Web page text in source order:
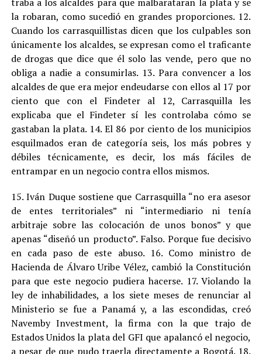
traba a los alcaldes para que malbarataran la plata y se
la robaran, como sucedió en grandes proporciones. 12.
Cuando los carrasquillistas dicen que los culpables son
únicamente los alcaldes, se expresan como el traficante
de drogas que dice que él solo las vende, pero que no
obliga a nadie a consumirlas. 13. Para convencer a los
alcaldes de que era mejor endeudarse con ellos al 17 por
ciento que con el Findeter al 12, Carrasquilla les
explicaba que el Findeter sí les controlaba cómo se
gastaban la plata. 14. El 86 por ciento de los municipios
esquilmados eran de categoría seis, los más pobres y
débiles técnicamente, es decir, los más fáciles de
entrampar en un negocio contra ellos mismos.
15. Iván Duque sostiene que Carrasquilla “no era asesor
de entes territoriales” ni “intermediario ni tenía
arbitraje sobre las colocación de unos bonos” y que
apenas “diseñó un producto”. Falso. Porque fue decisivo
en cada paso de este abuso. 16. Como ministro de
Hacienda de Álvaro Uribe Vélez, cambió la Constitución
para que este negocio pudiera hacerse. 17. Violando la
ley de inhabilidades, a los siete meses de renunciar al
Ministerio se fue a Panamá y, a las escondidas, creó
Navemby Investment, la firma con la que trajo de
Estados Unidos la plata del GFI que apalancó el negocio,
a pesar de que pudo traerla directamente a Bogotá. 18.